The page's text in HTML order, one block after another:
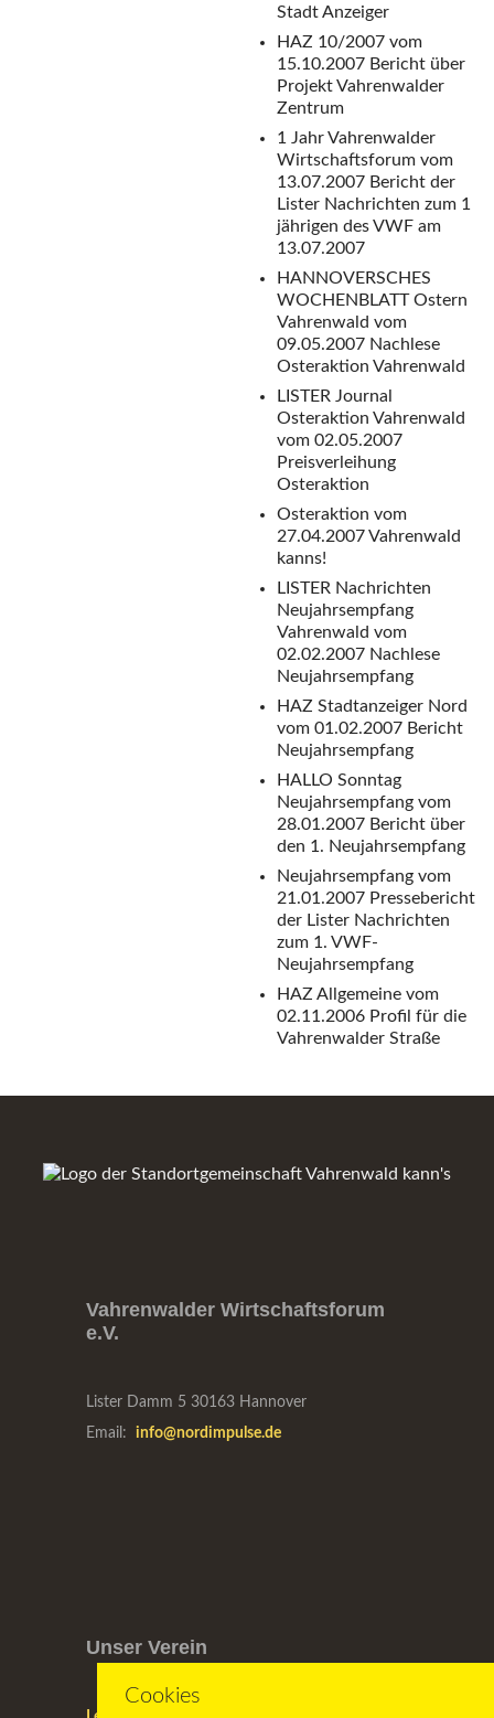
Stadt Anzeiger
HAZ 10/2007 vom
15.10.2007 Bericht über
Projekt Vahrenwalder
Zentrum
1 Jahr Vahrenwalder
Wirtschaftsforum vom
13.07.2007 Bericht der
Lister Nachrichten zum 1
jährigen des VWF am
13.07.2007
HANNOVERSCHES
WOCHENBLATT Ostern
Vahrenwald vom
09.05.2007 Nachlese
Osteraktion Vahrenwald
LISTER Journal
Osteraktion Vahrenwald
vom 02.05.2007
Preisverleihung
Osteraktion
Osteraktion vom
27.04.2007Vahrenwald
kanns!
LISTER Nachrichten
Neujahrsempfang
Vahrenwald vom
02.02.2007 Nachlese
Neujahrsempfang
HAZ Stadtanzeiger Nord
vom 01.02.2007 Bericht
Neujahrsempfang
HALLO Sonntag
Neujahrsempfang vom
28.01.2007 Bericht über
den 1. Neujahrsempfang
Neujahrsempfang vom
21.01.2007 Pressebericht
der Lister Nachrichten
zum 1. VWF-
Neujahrsempfang
HAZ Allgemeine vom
02.11.2006 Profil für die
Vahrenwalder Straße
Vahrenwalder Wirtschaftsforum
e.V.
Lister Damm 5 30163 Hannover
Email: info@nordimpulse.de
Unser Verein
Cookies